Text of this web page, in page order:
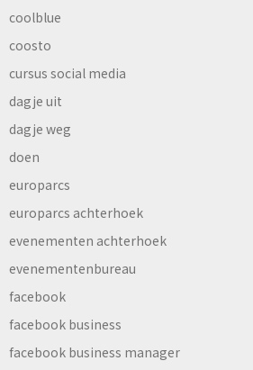
coolblue
coosto
cursus social media
dagje uit
dagje weg
doen
europarcs
europarcs achterhoek
evenementen achterhoek
evenementenbureau
facebook
facebook business
facebook business manager